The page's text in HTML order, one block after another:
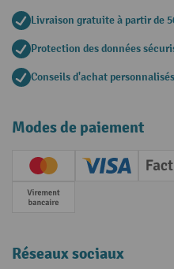
Livraison gratuite à partir de
Protection des données
Conseils d'achat personnalisés
Modes de paiement
Creditcard (Master)
Creditcard
Paiement anticipé
Réseaux sociaux